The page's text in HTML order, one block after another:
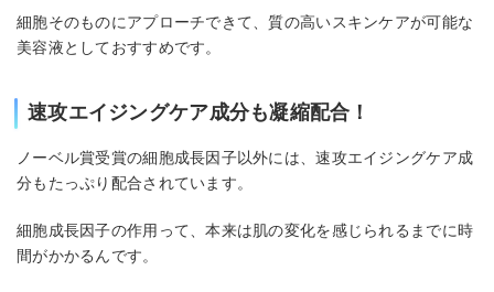
細胞そのものにアプローチできて、質の高いスキンケアが可能な
美容液としておすすめです。
速攻エイジングケア成分も凝縮配合！
ノーベル賞受賞の細胞成長因子以外には、速攻エイジングケア成
分もたっぷり配合されています。
細胞成長因子の作用って、本来は肌の変化を感じられるまでに時
間がかかるんです。